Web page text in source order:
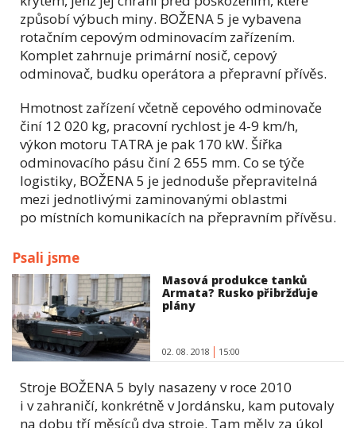
způsobí výbuch miny. BOŽENA 5 je vybavena
rotačním cepovým odminovacím zařízením.
Komplet zahrnuje primární nosič, cepový
odminovač, budku operátora a přepravní přívěs.
Hmotnost zařízení včetně cepového odminovače
činí 12 020 kg, pracovní rychlost je 4-9 km/h,
výkon motoru TATRA je pak 170 kW. Šířka
odminovacího pásu činí 2 655 mm. Co se týče
logistiky, BOŽENA 5 je jednoduše přepravitelná
mezi jednotlivými zaminovanými oblastmi
po místních komunikacích na přepravním přívěsu.
Psali jsme
Masová produkce tanků
Armata? Rusko přibržďuje
plány
02. 08. 2018 15:00
Stroje BOŽENA 5 byly nasazeny v roce 2010
i v zahraničí, konkrétně v Jordánsku, kam putovaly
na dobu tří měsíců dva stroje. Tam měly za úkol